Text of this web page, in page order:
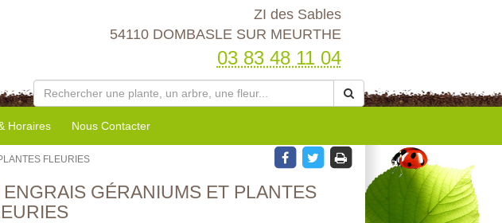
ZI des Sables
54110 DOMBASLE SUR MEURTHE
03 83 48 11 04
Horaires Nous Contacter
FLEURIES
ENGRAIS GÉRANIUMS ET PLANTES